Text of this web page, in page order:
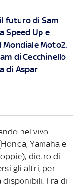
futuro di Sam
Speed Up e
Mondiale Moto2.
di Cecchinello
di Aspar
nel vivo.
Yamaha e
dietro di
gli altri, per
Fra di